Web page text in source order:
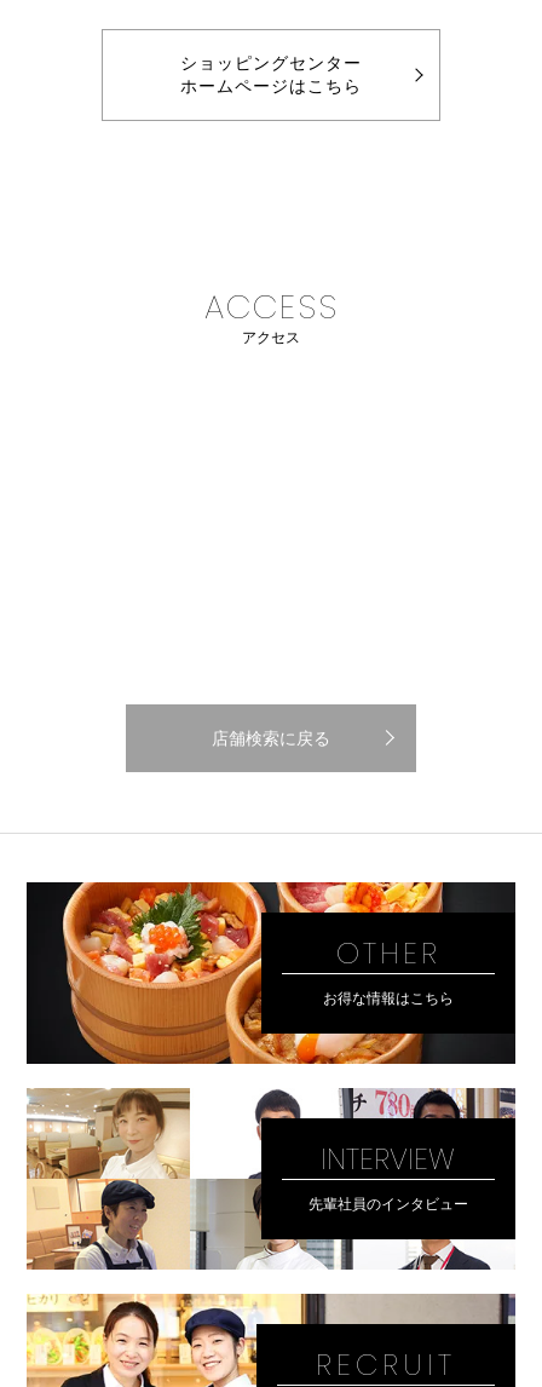
ショッピングセンター
ホームページはこちら
ACCESS
アクセス
店舗検索に戻る
OTHER
お得な情報はこちら
INTERVIEW
先輩社員のインタビュー
RECRUIT